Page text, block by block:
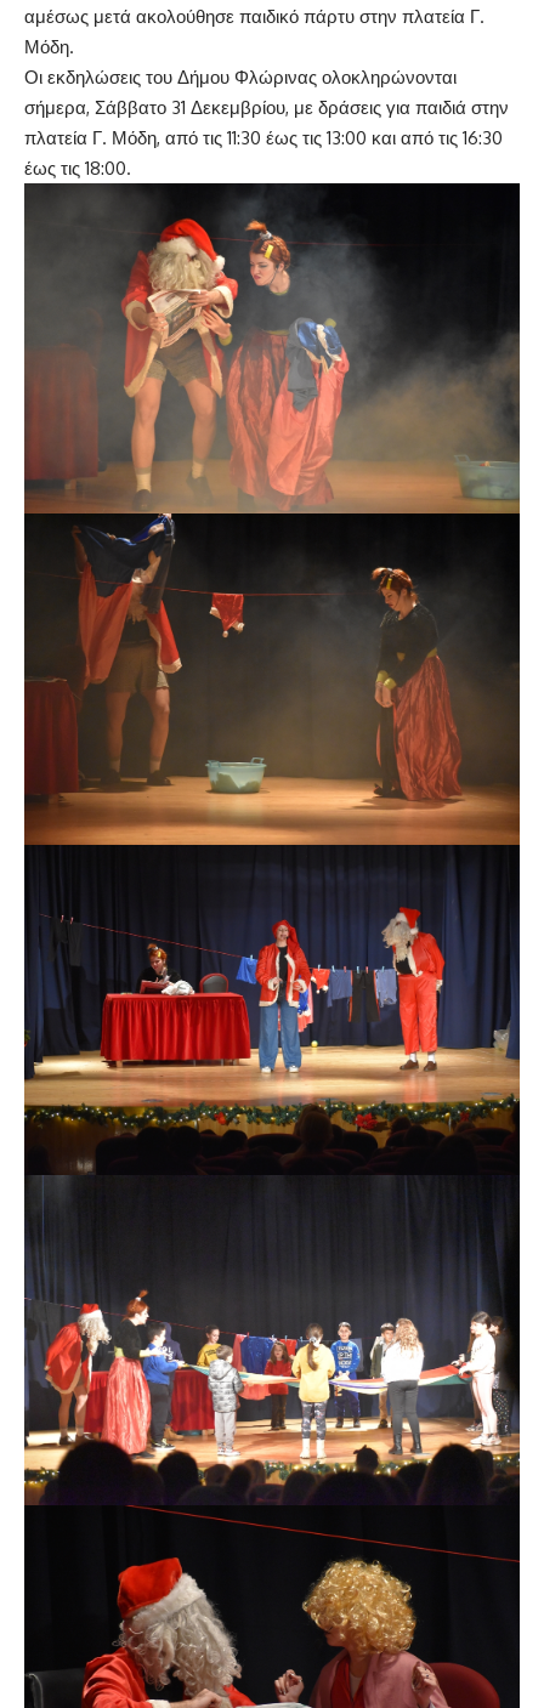
αμέσως μετά ακολούθησε παιδικό πάρτυ στην πλατεία Γ.
Μόδη.
Οι εκδηλώσεις του Δήμου Φλώρινας ολοκληρώνονται
σήμερα, Σάββατο 31 Δεκεμβρίου, με δράσεις για παιδιά στην
πλατεία Γ. Μόδη, από τις 11:30 έως τις 13:00 και από τις 16:30
έως τις 18:00.